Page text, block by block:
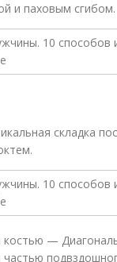
и паховым сгибом.
складка
—
частью